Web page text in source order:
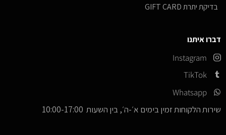
בדיקת יתרת GIFT CARD
דברו איתנו
Instagram
TikTok
Whatsapp
שירות הלקוחות זמין בימים א׳-ה׳, בין השעות 10:00-17:00